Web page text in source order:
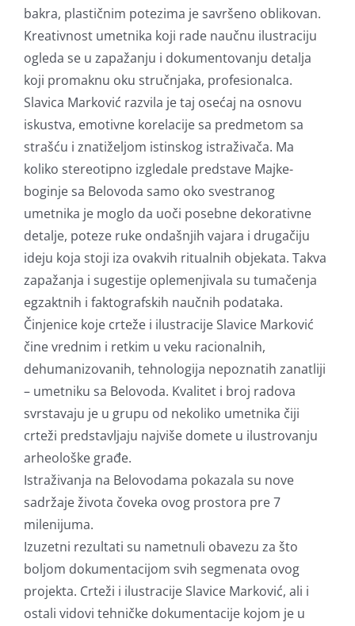
bakra, plastičnim potezima je savršeno oblikovan.
Kreativnost umetnika koji rade naučnu ilustraciju
ogleda se u zapažanju i dokumentovanju detalja
koji promaknu oku stručnjaka, profesionalca.
Slavica Marković razvila je taj osećaj na osnovu
iskustva, emotivne korelacije sa predmetom sa
strašću i znatiželjom istinskog istraživača. Ma
koliko stereotipno izgledale predstave Majke-
boginje sa Belovoda samo oko svestranog
umetnika je moglo da uoči posebne dekorativne
detalje, poteze ruke ondašnjih vajara i drugačiju
ideju koja stoji iza ovakvih ritualnih objekata. Takva
zapažanja i sugestije oplemenjivala su tumačenja
egzaktnih i faktografskih naučnih podataka.
Činjenice koje crteže i ilustracije Slavice Marković
čine vrednim i retkim u veku racionalnih,
dehumanizovanih, tehnologija nepoznatih zanatliji
– umetniku sa Belovoda. Kvalitet i broj radova
svrstavaju je u grupu od nekoliko umetnika čiji
crteži predstavljaju najviše domete u ilustrovanju
arheološke građe.
Istraživanja na Belovodama pokazala su nove
sadržaje života čoveka ovog prostora pre 7
milenijuma.
Izuzetni rezultati su nametnuli obavezu za što
boljom dokumentacijom svih segmenata ovog
projekta. Crteži i ilustracije Slavice Marković, ali i
ostali vidovi tehničke dokumentacije kojom je u